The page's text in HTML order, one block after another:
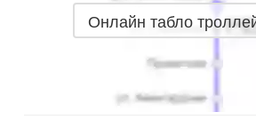
Онлайн табло